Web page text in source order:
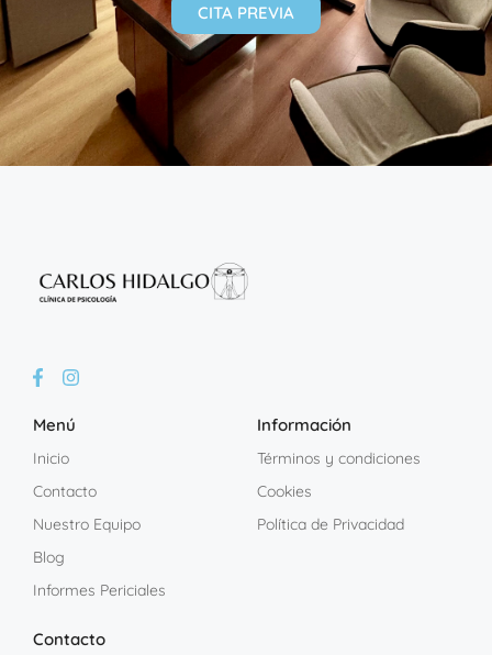
CITA PREVIA
Menú
Inicio
Contacto
Nuestro Equipo
Blog
Informes Periciales
Información
Términos y condiciones
Cookies
Política de Privacidad
Contacto